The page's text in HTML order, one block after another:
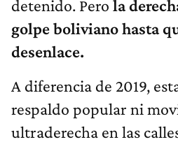
detenido. Pero la
golpe boliviano hasta
desenlace.
A diferencia de 2019,
respaldo popular ni
ultraderecha en las